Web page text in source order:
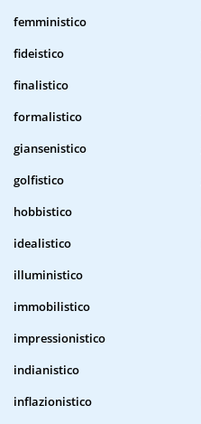
femministico
fideistico
finalistico
formalistico
giansenistico
golfistico
hobbistico
idealistico
illuministico
immobilistico
impressionistico
indianistico
inflazionistico